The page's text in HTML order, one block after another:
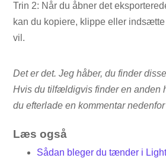
Trin 2: Når du åbner det
kan du kopiere, klippe eller
vil.
Det er det. Jeg håber, du finder
Hvis du tilfældigvis finder en anden
du efterlade en kommentar
Læs også
Sådan bleger du tænder i